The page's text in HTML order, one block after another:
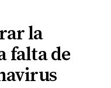
la
falta de